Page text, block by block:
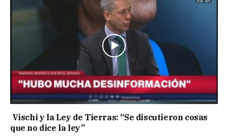
Vischi y la Ley de Tierras: “Se discutieron cosas
que no dice la ley”